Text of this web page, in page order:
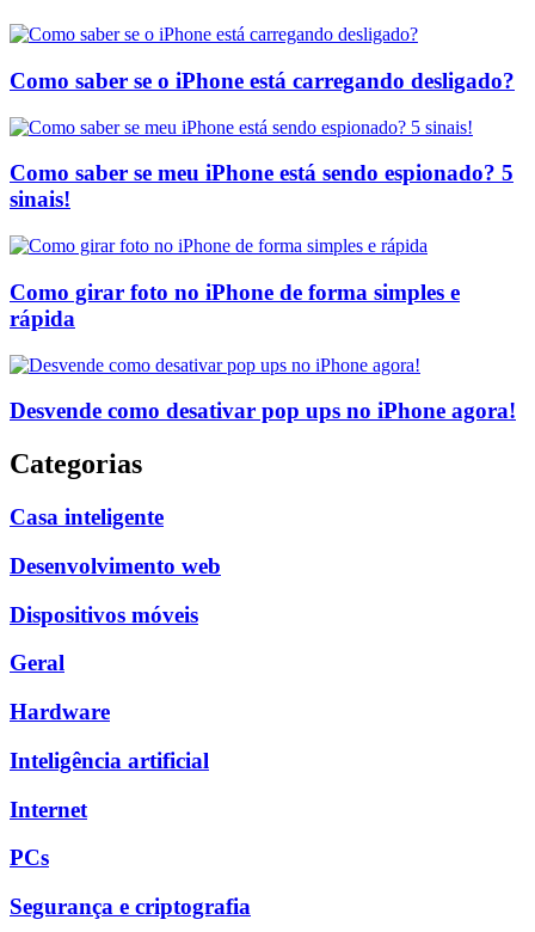
Como saber se o iPhone está carregando desligado?
Como saber se meu iPhone está sendo espionado? 5
sinais!
Como girar foto no iPhone de forma simples e
rápida
Desvende como desativar pop ups no iPhone agora!
Categorias
Casa inteligente
Desenvolvimento web
Dispositivos móveis
Geral
Hardware
Inteligência artificial
Internet
PCs
Segurança e criptografia